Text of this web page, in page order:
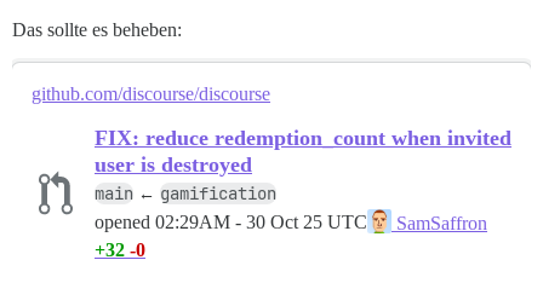
Das sollte es beheben:
github.com/discourse/discourse
FIX: reduce redemption_count when invited
user is destroyed
main ← gamification
opened 02:29AM - 30 Oct 25 UTC
SamSaffron
+32 -0